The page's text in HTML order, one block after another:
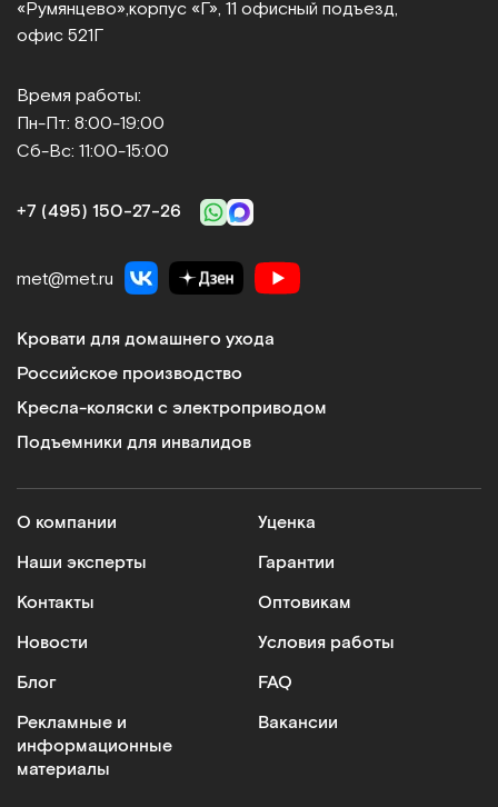
«Румянцево», корпус «Г», 11 офисный подъезд,
офис 521Г
Время работы:
Пн-Пт: 8:00-19:00
Сб-Вс: 11:00-15:00
+7 (495) 150‑27‑26
met@met.ru
Кровати для домашнего ухода
Российское производство
Кресла-коляски с электроприводом
Подъемники для инвалидов
О компании
Наши эксперты
Контакты
Новости
Блог
Рекламные и
информационные
материалы
Уценка
Гарантии
Оптовикам
Условия работы
FAQ
Вакансии